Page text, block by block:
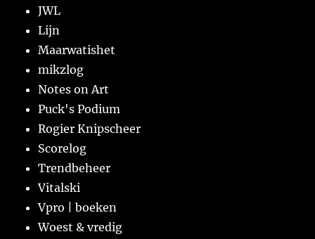
JWL
Lijn
Maarwatishet
mikzlog
Notes on Art
Puck's Podium
Rogier Knipscheer
Scorelog
Trendbeheer
Vitalski
Vpro | boeken
Woest & vredig